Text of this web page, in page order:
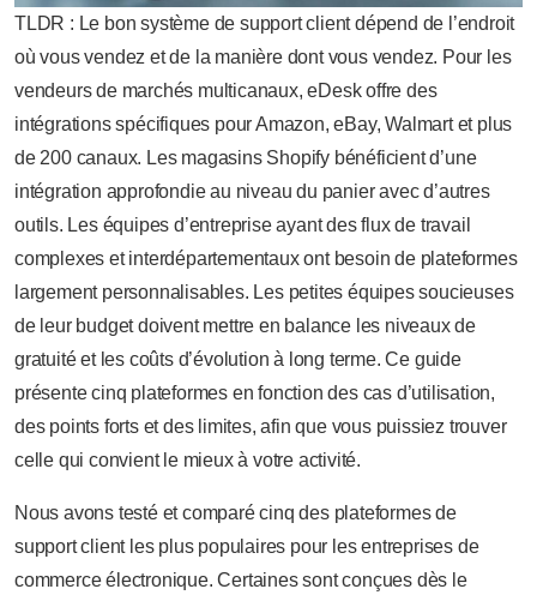
TLDR : Le bon système de support client dépend de l’endroit
où vous vendez et de la manière dont vous vendez. Pour les
vendeurs de marchés multicanaux, eDesk offre des
intégrations spécifiques pour Amazon, eBay, Walmart et plus
de 200 canaux. Les magasins Shopify bénéficient d’une
intégration approfondie au niveau du panier avec d’autres
outils. Les équipes d’entreprise ayant des flux de travail
complexes et interdépartementaux ont besoin de plateformes
largement personnalisables. Les petites équipes soucieuses
de leur budget doivent mettre en balance les niveaux de
gratuité et les coûts d’évolution à long terme. Ce guide
présente cinq plateformes en fonction des cas d’utilisation,
des points forts et des limites, afin que vous puissiez trouver
celle qui convient le mieux à votre activité.
Nous avons testé et comparé cinq des plateformes de
support client les plus populaires pour les entreprises de
commerce électronique. Certaines sont conçues dès le